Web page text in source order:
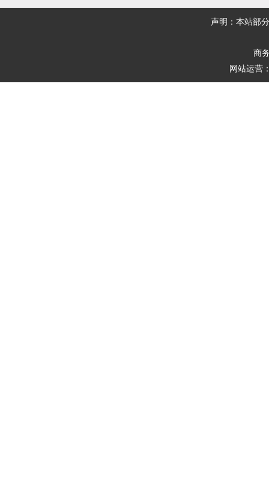
声明：本站部
商
网站运营